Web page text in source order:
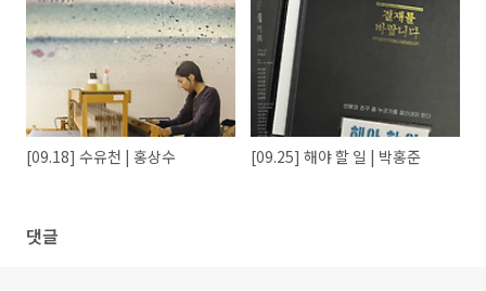
[09.18] 수유천 | 홍상수 [09.25] 해야 할 일 | 박홍준
댓글